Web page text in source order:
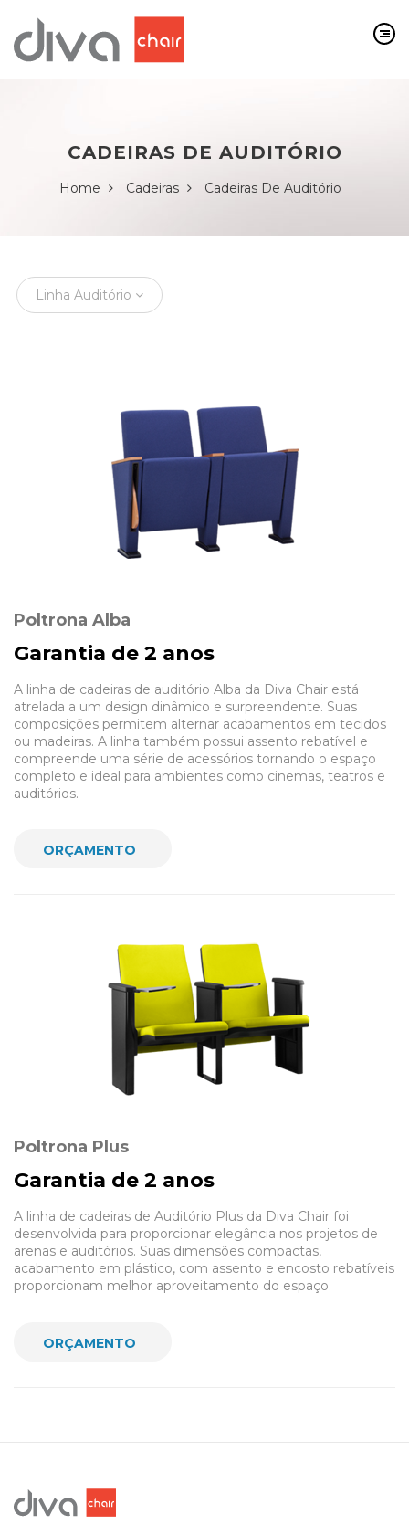
CADEIRAS DE AUDITÓRIO
Home Cadeiras Cadeiras De Auditório
Linha Auditório
Poltrona Alba
Garantia de 2 anos
A linha de cadeiras de auditório Alba da Diva Chair está
atrelada a um design dinâmico e surpreendente. Suas
composições permitem alternar acabamentos em tecidos
ou madeiras. A linha também possui assento rebatível e
compreende uma série de acessórios tornando o espaço
completo e ideal para ambientes como cinemas, teatros e
auditórios.
ORÇAMENTO
Poltrona Plus
Garantia de 2 anos
A linha de cadeiras de Auditório Plus da Diva Chair foi
desenvolvida para proporcionar elegância nos projetos de
arenas e auditórios. Suas dimensões compactas,
acabamento em plástico, com assento e encosto rebatíveis
proporcionam melhor aproveitamento do espaço.
ORÇAMENTO